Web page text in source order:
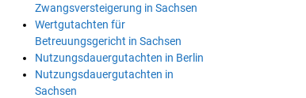
Zwangsversteigerung in Sachsen
Wertgutachten für
Betreuungsgericht in Sachsen
Nutzungsdauergutachten in Berlin
Nutzungsdauergutachten in
Sachsen